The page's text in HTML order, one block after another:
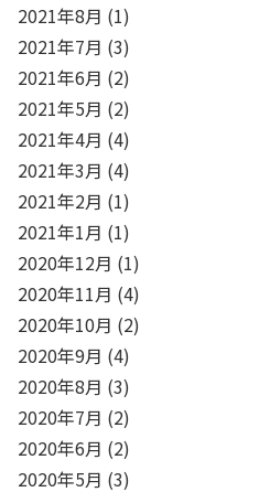
2021年8月 (1)
2021年7月 (3)
2021年6月 (2)
2021年5月 (2)
2021年4月 (4)
2021年3月 (4)
2021年2月 (1)
2021年1月 (1)
2020年12月 (1)
2020年11月 (4)
2020年10月 (2)
2020年9月 (4)
2020年8月 (3)
2020年7月 (2)
2020年6月 (2)
2020年5月 (3)